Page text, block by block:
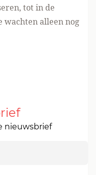
tot in de
wachten alleen nog
nieuwsbrief